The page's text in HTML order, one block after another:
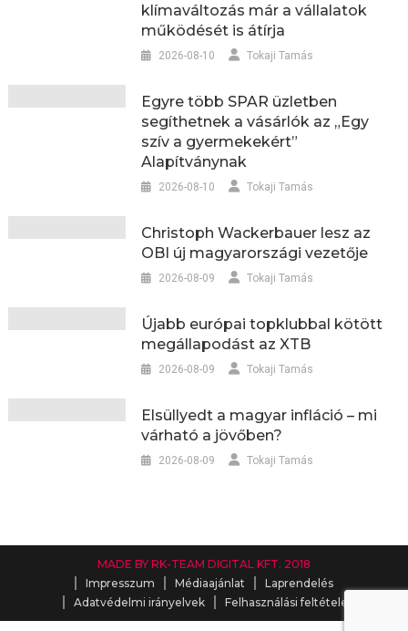
klímaváltozás már a vállalatok
működését is átírja
2026-08-10 Tokaji Tamás
Egyre több SPAR üzletben
segíthetnek a vásárlók az „Egy
szív a gyermekekért”
Alapítványnak
2026-08-10 Tokaji Tamás
Christoph Wackerbauer lesz az
OBI új magyarországi vezetője
2026-08-09 Tokaji Tamás
Újabb európai topklubbal kötött
megállapodást az XTB
2026-08-09 Tokaji Tamás
Elsüllyedt a magyar infláció – mi
várható a jövőben?
2026-08-09 Tokaji Tamás
MADE BY RK-TEAM DIGITAL KFT. 2018
Impresszum
Médiaajánlat
Laprendelés
Adatvédelmi irányelvek
Felhasználási feltételek